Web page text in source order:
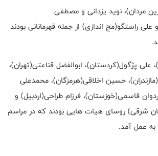
مردان)، نوید یزدانی و مصطفی
علی راستگو(مچ اندازی) از جمله قهرمانانی بودند
علی پژگول(کردستان)، ابوالفضل قناعتی(تهران)،
حسین اخلاقی(هرمزگان)، محمدعلی
قاسمی(خوزستان)، فرزام طراحی(اردبیل) و
شرقی) روسای هیات هایی بودند که در مراسم
به عمل آمد.